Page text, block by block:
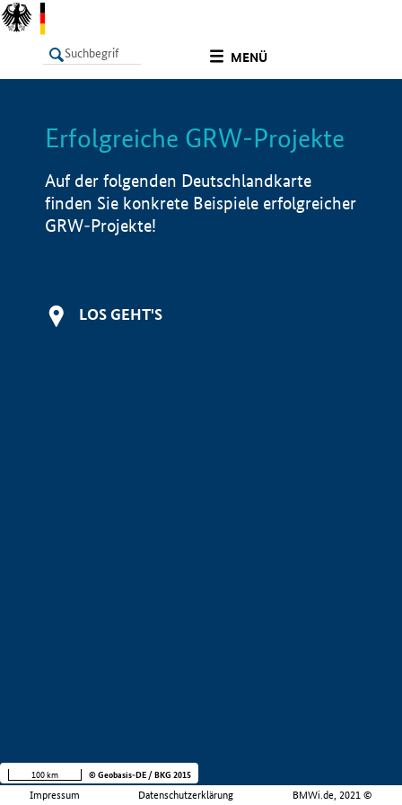
MENÜ
LISTE Info
Erfolgreiche GRW-Projekte
Auf der folgenden Deutschlandkarte
finden Sie konkrete Beispiele erfolgreicher
GRW-Projekte!
LOS GEHT'S
Impressum Datenschutzerklärung BMWi.de, 2021 ©
100 km © Geobasis-DE / BKG 2015